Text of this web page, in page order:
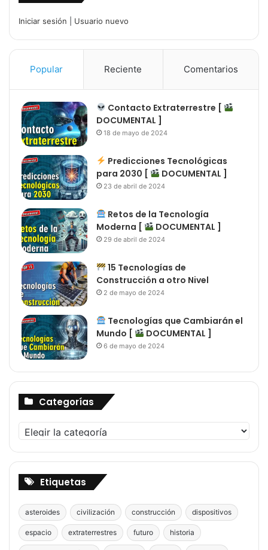
Iniciar sesión Usuario nuevo
Popular Reciente Comentarios
Contacto Extraterrestre [
DOCUMENTAL ]
18 de mayo de 2024
Predicciones Tecnológicas
para 2030 [
DOCUMENTAL ]
23 de abril de 2024
Retos de la Tecnología
Moderna [
DOCUMENTAL ]
29 de abril de 2024
15 Tecnologías de
Construcción a otro Nivel
2 de mayo de 2024
Tecnologías que Cambiarán el
Mundo [
DOCUMENTAL ]
6 de mayo de 2024
Categorías
Categorías
Etiquetas
asteroides civilización construcción dispositivos
espacio extraterrestres futuro historia